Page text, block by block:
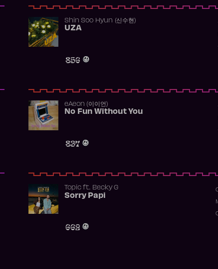
Shin Soo Hyun (신수현)
UZA
856
​eAeon (이이언)
No Fun Without You
837
Topicft. Becky G
Sorry Papi
662